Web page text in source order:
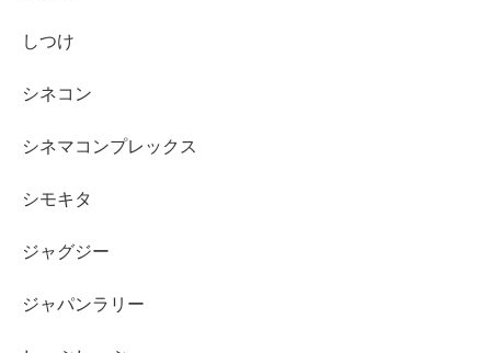
しつけ
シネコン
シネマコンプレックス
シモキタ
ジャグジー
ジャパンラリー